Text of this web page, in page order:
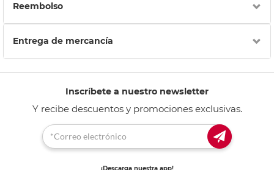
Reembolso
Entrega de mercancía
Inscríbete a nuestro newsletter
Y recibe descuentos y promociones exclusivas.